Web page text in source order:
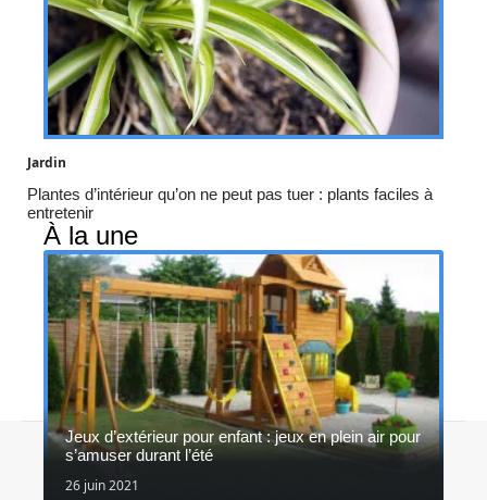
Jardin
Plantes d’intérieur qu’on ne peut pas tuer : plants faciles à
entretenir
À la une
Jeux d’extérieur pour enfant : jeux en plein air pour
s’amuser durant l’été
26 juin 2021
Contact Mentions légales Sitemap